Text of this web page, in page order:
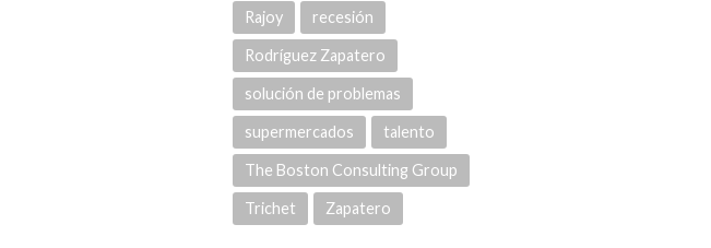
Rajoy recesión
Rodríguez Zapatero
solución de problemas
supermercados talento
The Boston Consulting Group
Trichet Zapatero